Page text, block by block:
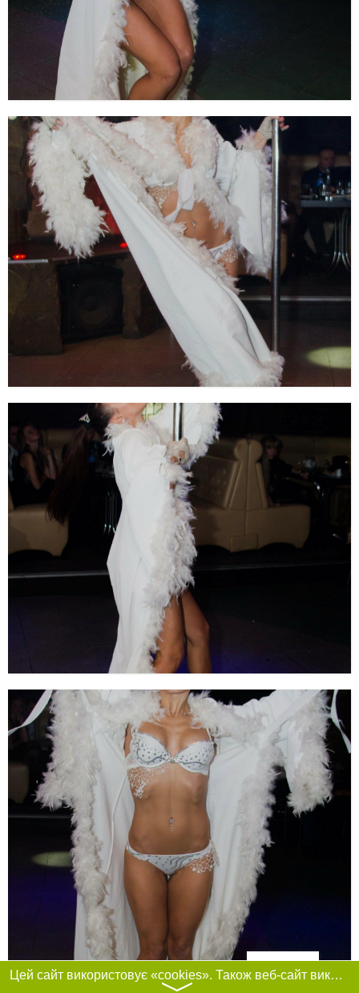
Фільтри
Цей сайт використовує «cookies». Також веб-сайт використовує інтернет-сервіс для збору технічних даних стосовно відвідувачів з метою отримання маркетингової та статистичної інформації. Умови обробки даних відвідувачів сайту див.
〉